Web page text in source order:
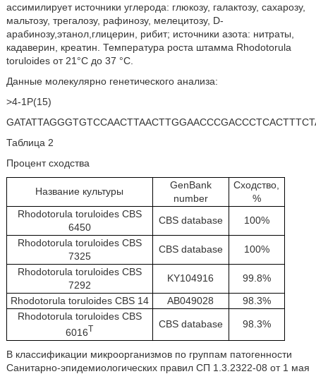
ассимилирует источники углерода: глюкозу, галактозу, сахарозу,
мальтозу, трегалозу, рафинозу, мелецитозу, D-
арабинозу,этанол,глицерин, рибит; источники азота: нитраты,
кадаверин, креатин. Температура роста штамма Rhodotorula
toruloides от 21°С до 37 °С.
Данные молекулярно генетического анализа:
>4-1P(15)
Таблица 2
Процент сходства
Название культуры
GenBank
number
Сходство,
%
Rhodotorula toruloides CBS
6450
CBS database
100%
Rhodotorula toruloides CBS
7325
CBS database
100%
Rhodotorula toruloides CBS
7292
KY104916
99.8%
Rhodotorula toruloides CBS 14
AB049028
98.3%
Rhodotorula toruloides CBS
6016T CBS database 98.3%
В классификации микроорганизмов по группам патогенности
Санитарно-эпидемиологических правил СП 1.3.2322-08 от 1 мая